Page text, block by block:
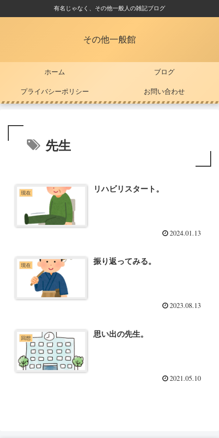
有名じゃなく、その他一般人の雑記ブログ
その他一般館
ホーム ブログ
プライバシーポリシー お問い合わせ
先生
現在 リハビリスタート。
2024.01.13
現在 振り返ってみる。
2023.08.13
回想 思い出の先生。
2021.05.10